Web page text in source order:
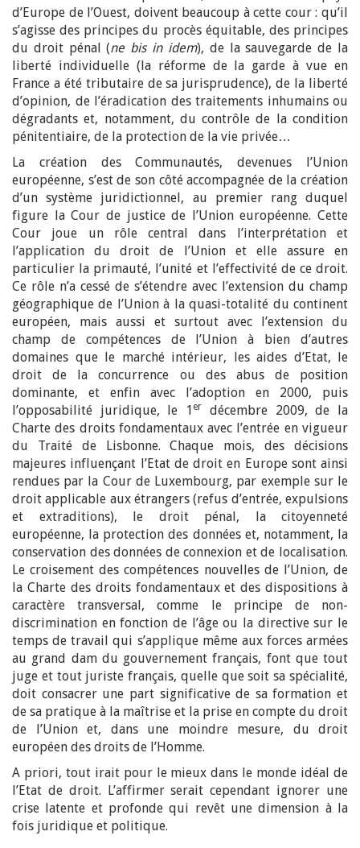
d’Europe de l’Ouest, doivent beaucoup à cette cour : qu’il
s’agisse des principes du procès équitable, des principes
du droit pénal (ne bis in idem), de la sauvegarde de la
liberté individuelle (la réforme de la garde à vue en
France a été tributaire de sa jurisprudence), de la liberté
d’opinion, de l’éradication des traitements inhumains ou
dégradants et, notamment, du contrôle de la condition
pénitentiaire, de la protection de la vie privée…
La création des Communautés, devenues l’Union
européenne, s’est de son côté accompagnée de la création
d’un système juridictionnel, au premier rang duquel
figure la Cour de justice de l’Union européenne. Cette
Cour joue un rôle central dans l’interprétation et
l’application du droit de l’Union et elle assure en
particulier la primauté, l’unité et l’effectivité de ce droit.
Ce rôle n’a cessé de s’étendre avec l’extension du champ
géographique de l’Union à la quasi-totalité du continent
européen, mais aussi et surtout avec l’extension du
champ de compétences de l’Union à bien d’autres
domaines que le marché intérieur, les aides d’Etat, le
droit de la concurrence ou des abus de position
dominante, et enfin avec l’adoption en 2000, puis
l’opposabilité juridique, le 1 er
décembre 2009, de la
Charte des droits fondamentaux avec l’entrée en vigueur
du Traité de Lisbonne. Chaque mois, des décisions
majeures influençant l’Etat de droit en Europe sont ainsi
rendues par la Cour de Luxembourg, par exemple sur le
droit applicable aux étrangers (refus d’entrée, expulsions
et extraditions), le droit pénal, la citoyenneté
européenne, la protection des données et, notamment, la
conservation des données de connexion et de localisation.
Le croisement des compétences nouvelles de l’Union, de
la Charte des droits fondamentaux et des dispositions à
caractère transversal, comme le principe de non-
discrimination en fonction de l’âge ou la directive sur le
temps de travail qui s’applique même aux forces armées
au grand dam du gouvernement français, font que tout
juge et tout juriste français, quelle que soit sa spécialité,
doit consacrer une part significative de sa formation et
de sa pratique à la maîtrise et la prise en compte du droit
de l’Union et, dans une moindre mesure, du droit
européen des droits de l’Homme.
A priori, tout irait pour le mieux dans le monde idéal de
l’Etat de droit. L’affirmer serait cependant ignorer une
crise latente et profonde qui revêt une dimension à la
fois juridique et politique.